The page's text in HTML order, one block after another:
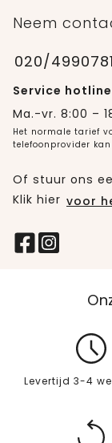
Neem
020/4990781
Service hotline
Ma.-vr. 8:00 –
Het normale tarief
telefoonprovider
Of stuur ons
Klik hier voor
Levertijd 3-4